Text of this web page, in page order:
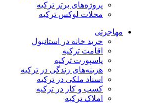
پروژه‌های برتر ترکیه
محلات لوکس ترکیه
مهاجرتی
خرید خانه در استانبول
اقامت ترکیه
پاسپورت ترکیه
هزینه‌های زندگی در ترکیه
اسناد ملکی در ترکیه
کسب و کار در ترکیه
املاک ترکیه